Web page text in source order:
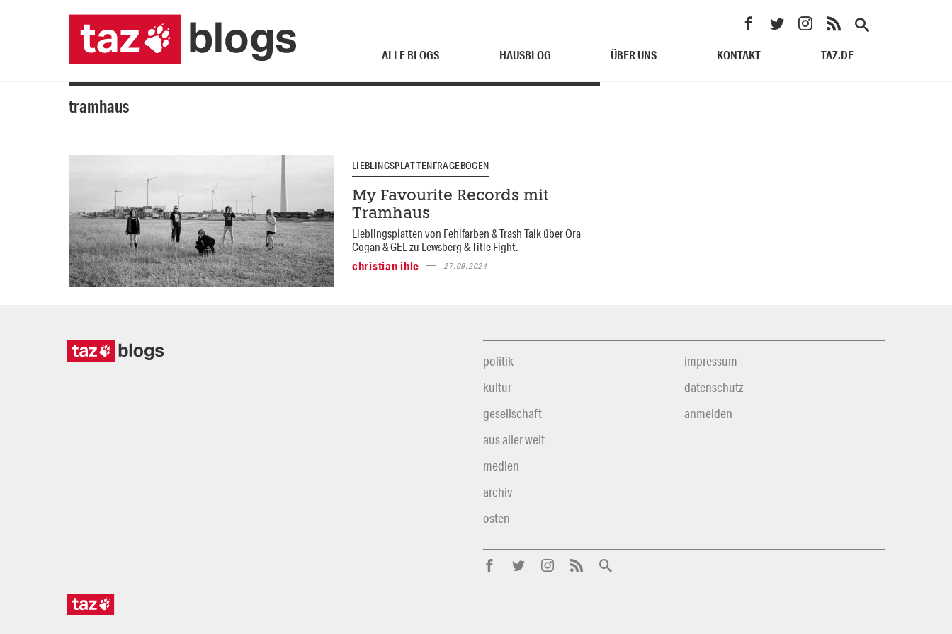
ALLE BLOGS HAUSBLOG ÜBER UNS KONTAKT TAZ.DE
tramhaus
LIEBLINGSPLATTENFRAGEBOGEN
My Favourite Records mit
Tramhaus
Lieblingsplatten von Fehlfarben & Trash Talk über Ora
Cogan & GEL zu Lewsberg & Title Fight.
christian ihle
27.09.2024
politik
kultur
gesellschaft
aus aller welt
medien
archiv
osten
impressum
datenschutz
anmelden